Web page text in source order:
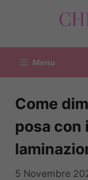
Menu
Come
posa con
5 Novembre